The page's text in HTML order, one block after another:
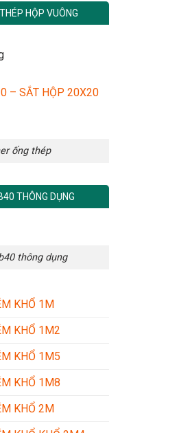
HỘP VUÔNG
– SẮT HỘP 20X20
ống thép
THÔNG DỤNG
thông dụng
KHỔ 1M
KHỔ 1M2
KHỔ 1M5
KHỔ 1M8
KHỔ 2M